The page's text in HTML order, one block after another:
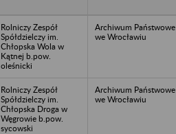
Rolniczy Zespół
Spółdzielczy im.
Chłopska Wola w
Kątnej b.pow.
oleśnicki
Archiwum Państwowe
we Wrocławiu
Rolniczy Zespół
Spółdzielczy im.
Chłopska Droga w
Węgrowie b.pow.
sycowski
Archiwum Państwowe
we Wrocławiu